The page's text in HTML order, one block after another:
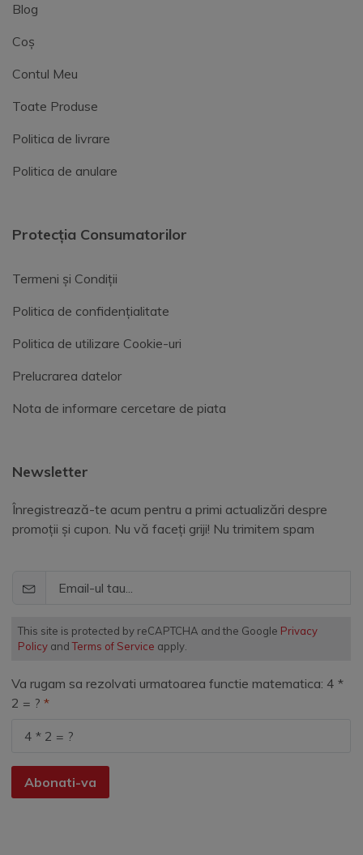
Blog
Coș
Contul Meu
Toate Produse
Politica de livrare
Politica de anulare
Protecția Consumatorilor
Termeni și Condiții
Politica de confidențialitate
Politica de utilizare Cookie-uri
Prelucrarea datelor
Nota de informare cercetare de piata
Newsletter
Înregistrează-te acum pentru a primi actualizări despre
promoții și cupon. Nu vă faceți griji! Nu trimitem spam
This site is protected by reCAPTCHA and the Google Privacy
Policy andTerms of Service apply.
Va rugam sa rezolvati urmatoarea functie matematica: 4 *
2 = ?
Abonati-va